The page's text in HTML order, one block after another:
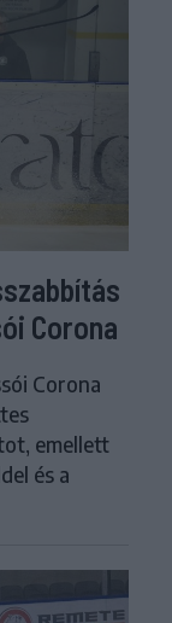
Corona
Corona
emellett
és a